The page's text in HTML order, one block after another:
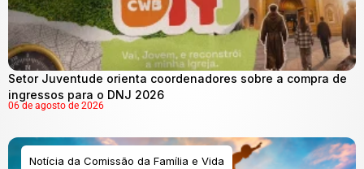
Setor Juventude orienta coordenadores sobre a compra de
ingressos para o DNJ 2026
06 de agosto de 2026
Notícia da Comissão da Família e Vida